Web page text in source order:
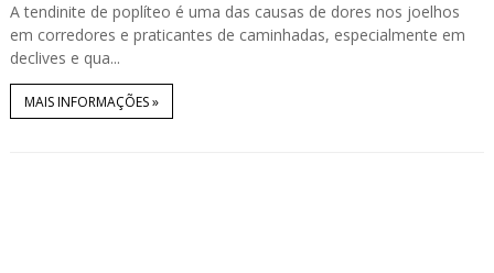
A tendinite de poplíteo é uma das causas de dores nos joelhos
em corredores e praticantes de caminhadas, especialmente em
declives e qua...
MAIS INFORMAÇÕES »